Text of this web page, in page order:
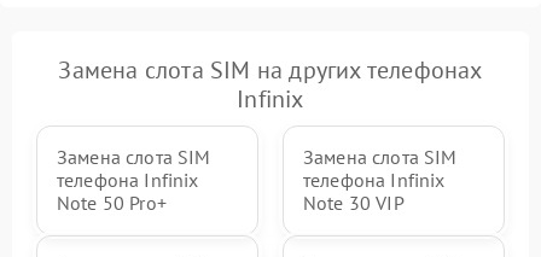
Замена слота SIM на других телефонах
Infinix
Замена слота SIM
телефона Infinix
Note 50 Pro+
Замена слота SIM
телефона Infinix
Note 30 VIP